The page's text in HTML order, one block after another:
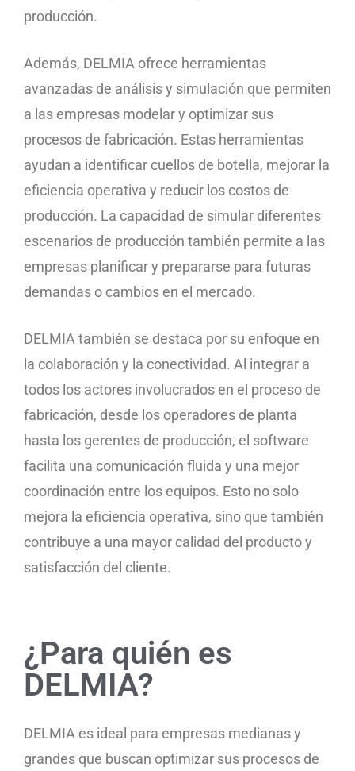
producción.
Además, DELMIA ofrece herramientas
avanzadas de análisis y simulación que permiten
a las empresas modelar y optimizar sus
procesos de fabricación. Estas herramientas
ayudan a identificar cuellos de botella, mejorar la
eficiencia operativa y reducir los costos de
producción. La capacidad de simular diferentes
escenarios de producción también permite a las
empresas planificar y prepararse para futuras
demandas o cambios en el mercado.
DELMIA también se destaca por su enfoque en
la colaboración y la conectividad. Al integrar a
todos los actores involucrados en el proceso de
fabricación, desde los operadores de planta
hasta los gerentes de producción, el software
facilita una comunicación fluida y una mejor
coordinación entre los equipos. Esto no solo
mejora la eficiencia operativa, sino que también
contribuye a una mayor calidad del producto y
satisfacción del cliente.
¿Para quién es
DELMIA?
DELMIA es ideal para empresas medianas y
grandes que buscan optimizar sus procesos de